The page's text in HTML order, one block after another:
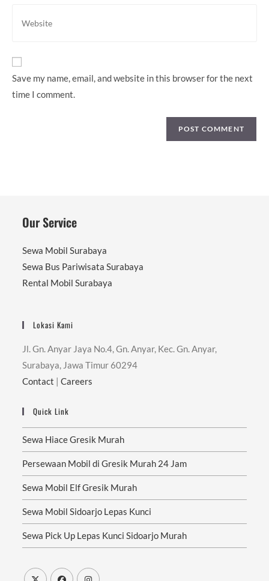
your
URL
Save my name, email, and website in this browser for the next
time I comment.
Our Service
Sewa Mobil Surabaya
Sewa Bus Pariwisata Surabaya
Rental Mobil Surabaya
Lokasi Kami
Jl. Gn. Anyar Jaya No.4, Gn. Anyar, Kec. Gn. Anyar,
Surabaya, Jawa Timur 60294
Contact |Careers
Quick Link
Sewa Hiace Gresik Murah
Persewaan Mobil di Gresik Murah 24 Jam
Sewa Mobil Elf Gresik Murah
Sewa Mobil Sidoarjo Lepas Kunci
Sewa Pick Up Lepas Kunci Sidoarjo Murah